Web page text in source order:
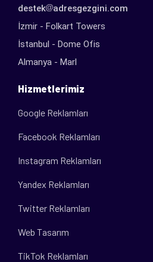
destek
adresgezgini.com
İzmir - Folkart Towers
İstanbul - Dome Ofis
Almanya - Marl
Hizmetlerimiz
Google Reklamları
Facebook Reklamları
Instagram Reklamları
Yandex Reklamları
Twitter Reklamları
Web Tasarım
TikTok Reklamları